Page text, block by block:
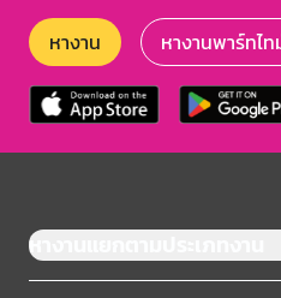
หางาน หางานพาร์ทไ
หางานแยกตามประเภทงาน